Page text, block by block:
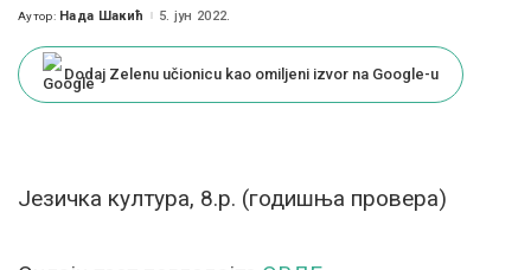
Posted
Аутор: Нада Шакић 5. јун 2022.
Dodaj Zelenu učionicu kao omiljeni izvor na Google-u
Језичка култура, 8.р. (годишња провера)